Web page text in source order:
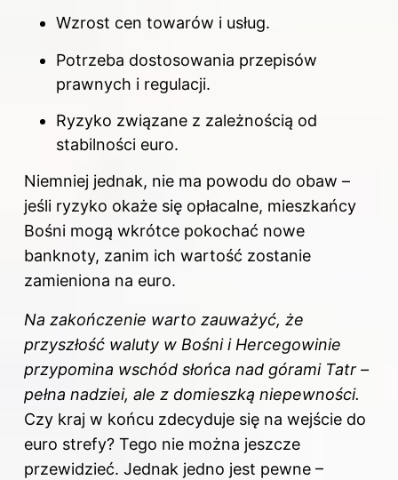
Wzrost cen towarów i usług.
Potrzeba dostosowania przepisów
prawnych i regulacji.
Ryzyko związane z zależnością od
stabilności euro.
Niemniej jednak, nie ma powodu do obaw –
jeśli ryzyko okaże się opłacalne, mieszkańcy
Bośni mogą wkrótce pokochać nowe
banknoty, zanim ich wartość zostanie
zamieniona na euro.
Na zakończenie warto zauważyć, że
przyszłość waluty w Bośni i Hercegowinie
przypomina wschód słońca nad górami Tatr –
pełna nadziei, ale z domieszką niepewności.
Czy kraj w końcu zdecyduje się na wejście do
euro strefy? Tego nie można jeszcze
przewidzieć. Jednak jedno jest pewne –